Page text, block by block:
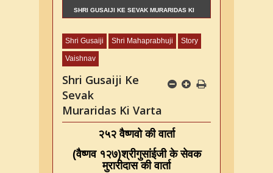
SHRI GUSAIJI KE SEVAK MURARIDAS KI
Shri Gusaiji Shri Mahaprabhuji Story
Vaishnav
Shri Gusaiji Ke
Sevak
Muraridas Ki Varta
२५२ वैष्णवो की वार्ता
(वैष्णव १२७)श्रीगुसांईजी के सेवक
मुरारीदास की वार्ता